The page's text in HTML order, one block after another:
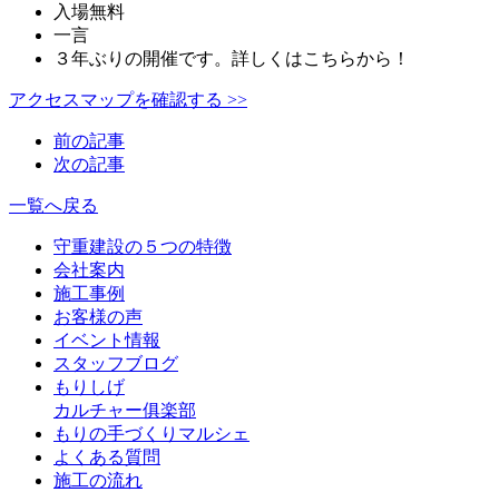
入場無料
一言
３年ぶりの開催です。詳しくはこちらから！
アクセスマップを確認する >>
前の記事
次の記事
一覧へ戻る
守重建設の５つの特徴
会社案内
施工事例
お客様の声
イベント情報
スタッフブログ
もりしげ
カルチャー俱楽部
もりの手づくりマルシェ
よくある質問
施工の流れ